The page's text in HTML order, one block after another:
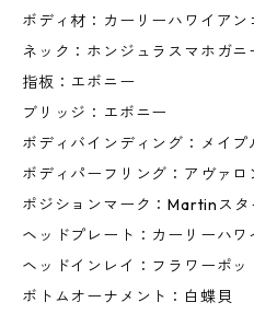
ボディ材：カーリーハワイアン
ネック：ホンジュラスマホガニ
指板：エボニー
ブリッジ：エボニー
ボディバインディング：メイプ
ボディパーフリング：アヴァロ
ポジションマーク：Martinスタ
ヘッドプレート：カーリーハワ
ヘッドインレイ：フラワーポッ
ボトムオーナメント：白蝶貝